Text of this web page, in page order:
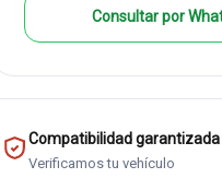
Consultar por
Compatibilidad garantizada
Verificamos tu vehículo